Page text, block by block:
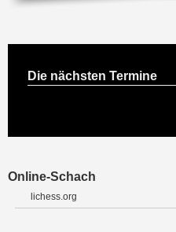
Die nächsten Termine
Online-Schach
lichess.org